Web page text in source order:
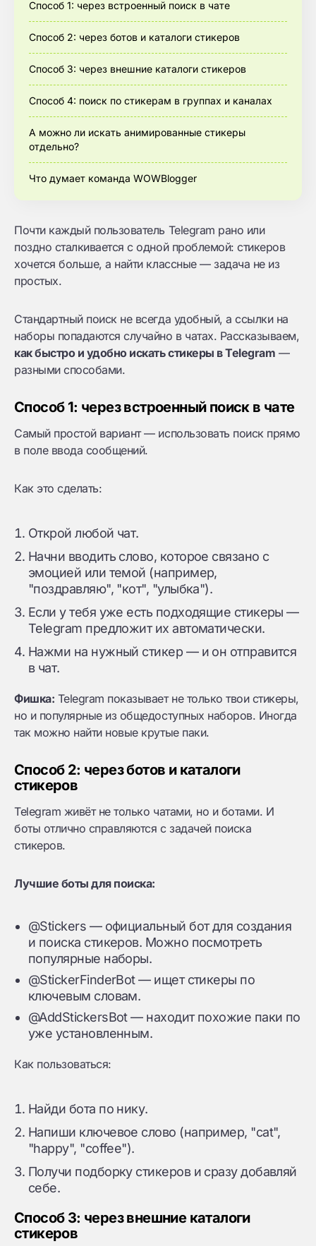
Способ 1: через встроенный поиск в чате
Способ 2: через ботов и каталоги стикеров
Способ 3: через внешние каталоги стикеров
Способ 4: поиск по стикерам в группах и каналах
А можно ли искать анимированные стикеры
отдельно?
Что думает команда WOWBlogger
Почти каждый пользователь Telegram рано или
поздно сталкивается с одной проблемой: стикеров
хочется больше, а найти классные — задача не из
простых.
Стандартный поиск не всегда удобный, а ссылки на
наборы попадаются случайно в чатах. Рассказываем,
как быстро и удобно искать стикеры в Telegram —
разными способами.
Способ 1: через встроенный поиск в чате
Самый простой вариант — использовать поиск прямо
в поле ввода сообщений.
Как это сделать:
Открой любой чат.
Начни вводить слово, которое связано с
эмоцией или темой (например,
"поздравляю", "кот", "улыбка").
Если у тебя уже есть подходящие стикеры —
Telegram предложит их автоматически.
Нажми на нужный стикер — и он отправится
в чат.
Фишка: Telegram показывает не только твои стикеры,
но и популярные из общедоступных наборов. Иногда
так можно найти новые крутые паки.
Способ 2: через ботов и каталоги
стикеров
Telegram живёт не только чатами, но и ботами. И
боты отлично справляются с задачей поиска
стикеров.
Лучшие боты для поиска:
@Stickers — официальный бот для создания
и поиска стикеров. Можно посмотреть
популярные наборы.
@StickerFinderBot — ищет стикеры по
ключевым словам.
@AddStickersBot — находит похожие паки по
уже установленным.
Как пользоваться:
Найди бота по нику.
Напиши ключевое слово (например, "cat",
"happy", "coffee").
Получи подборку стикеров и сразу добавляй
себе.
Способ 3: через внешние каталоги
стикеров